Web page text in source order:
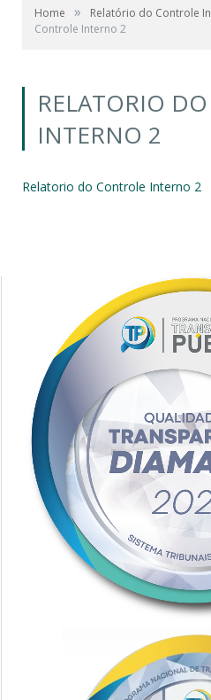
Home » Relatório do Controle
Controle Interno 2
RELATORIO
INTERNO 2
Relatorio do Controle Interno 2